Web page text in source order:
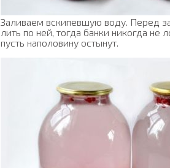
Заливаем вскипевшую воду. Перед
лить по ней, тогда банки никогда
пусть наполовину остынут.